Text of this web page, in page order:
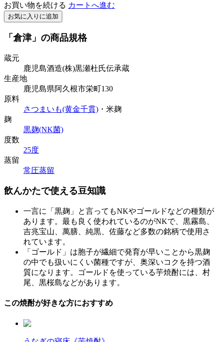
お買い物を続ける カートへ進む
お気に入りに追加
「倉津」の商品規格
蔵元
鹿児島酒造(株)黒瀬杜氏伝承蔵
生産地
鹿児島県阿久根市栄町130
原料
さつまいも(黄金千貫) ・米麹
麹
黒麹(NK菌)
度数
25度
蒸留
常圧蒸留
飲んかたで使える豆知識
一言に「黒麹」と言ってもNKやゴールドなどの種類が
あります。最も良く使われているのがNKで、黒霧島、
吉兆宝山、萬膳、純黒、佐藤など多数の銘柄で使用さ
れています。
「ゴールド」は胞子が繊細で発育が早いことから黒麹
の中でも扱いにくい菌種ですが、奥深いコクを持つ酒
質になります。ゴールドを使っている芋焼酎には、村
尾、黒桜島などがあります。
この焼酎が好きな方におすすめ